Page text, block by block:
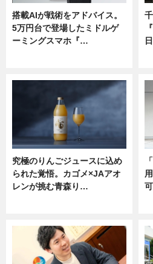
搭載AIが戦術をアドバイス。
5万円台で登場したミドルゲ
ーミングスマホ『…
究極のりんごジュースに込め
られた覚悟。カゴメ×JAアオ
レンが挑む青森り…